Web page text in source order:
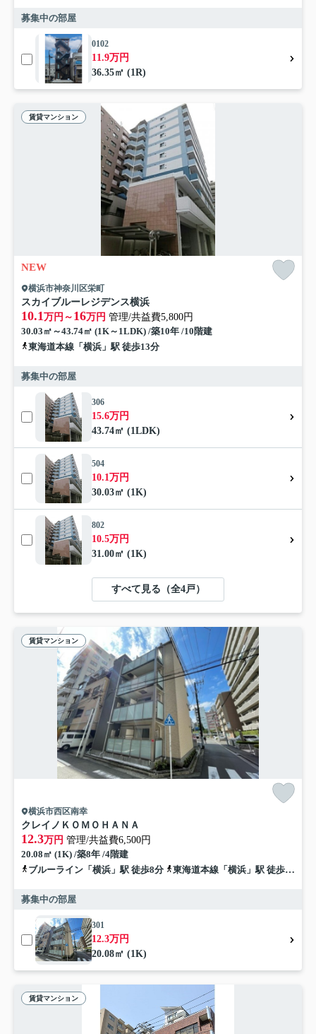
募集中の部屋
0102
11.9万円
36.35㎡ (1R)
賃貸マンション
NEW
横浜市神奈川区栄町
スカイブルーレジデンス横浜
10.1 万円～ 16万円 管理/共益費5,800円
30.03㎡～43.74㎡ (1K～1LDK) /築10年 /10階建
東海道本線「横浜」駅 徒歩13分
募集中の部屋
306
15.6万円
43.74㎡ (1LDK)
504
10.1万円
30.03㎡ (1K)
802
10.5万円
31.00㎡ (1K)
すべて見る（全4戸）
賃貸マンション
横浜市西区南幸
クレイノＫＯＭＯＨＡＮＡ
12.3万円 管理/共益費6,500円
20.08㎡ (1K) /築8年 /4階建
ブルーライン「横浜」駅 徒歩8分
東海道本線「横浜」駅 徒歩10分
募集中の部屋
301
12.3万円
20.08㎡ (1K)
賃貸マンション